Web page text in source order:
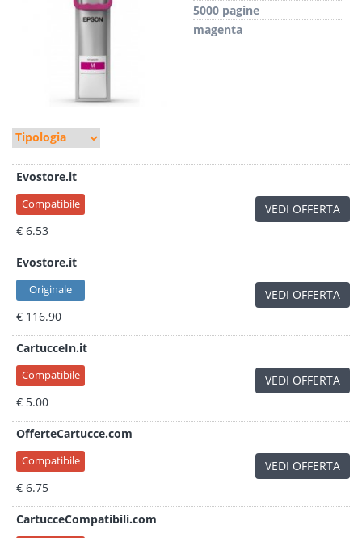
5000 pagine
magenta
Evostore.it
Compatibile
€ 6.53
VEDI OFFERTA
Evostore.it
Originale
€ 116.90
VEDI OFFERTA
CartucceIn.it
Compatibile
€ 5.00
VEDI OFFERTA
OfferteCartucce.com
Compatibile
€ 6.75
VEDI OFFERTA
CartucceCompatibili.com